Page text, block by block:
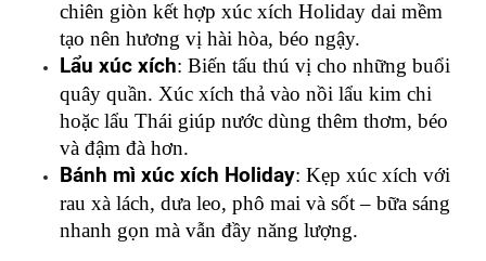
chiên giòn kết hợp xúc xích Holiday dai mềm
tạo nên hương vị hài hòa, béo ngậy.
Lẩu xúc xích: Biến tấu thú vị cho những buổi
quây quần. Xúc xích thả vào nồi lẩu kim chi
hoặc lẩu Thái giúp nước dùng thêm thơm, béo
và đậm đà hơn.
Bánh mì xúc xích Holiday: Kẹp xúc xích với
rau xà lách, dưa leo, phô mai và sốt – bữa sáng
nhanh gọn mà vẫn đầy năng lượng.